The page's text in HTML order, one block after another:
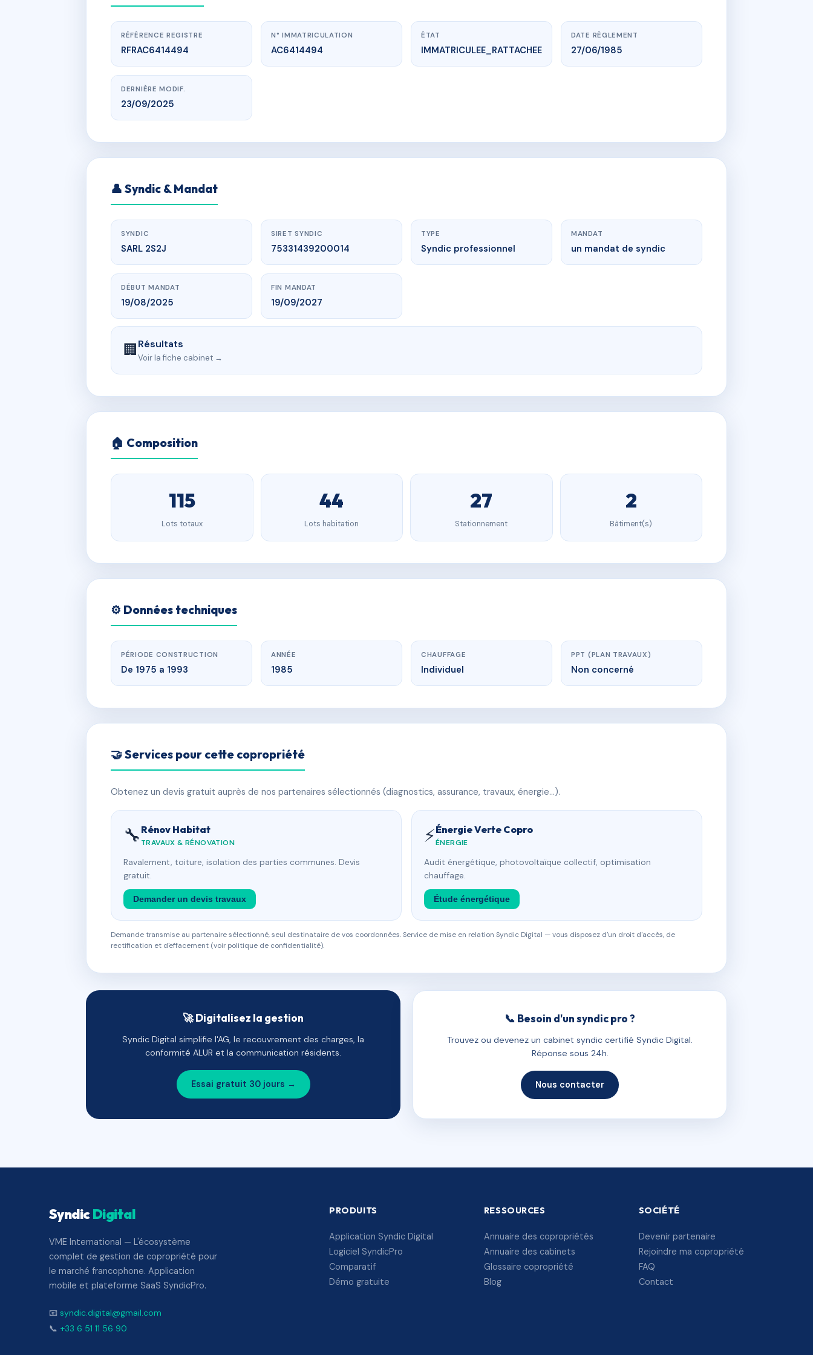
RÉFÉRENCE REGISTRE
RFRAC6414494
N° IMMATRICULATION
AC6414494
ÉTAT
IMMATRICULEE_RATTACHEE
DATE RÈGLEMENT
27/06/1985
DERNIÈRE MODIF.
23/09/2025
👤 Syndic & Mandat
SYNDIC
SARL 2S2J
SIRET SYNDIC
75331439200014
TYPE
Syndic professionnel
MANDAT
un mandat de syndic
DÉBUT MANDAT
19/08/2025
FIN MANDAT
19/09/2027
🏢Résultats
Voir la fiche cabinet →
🏠 Composition
115
Lots totaux
44
Lots habitation
27
Stationnement
2
Bâtiment(s)
⚙️ Données techniques
PÉRIODE CONSTRUCTION
De 1975 a 1993
ANNÉE
1985
CHAUFFAGE
Individuel
PPT (PLAN TRAVAUX)
Non concerné
🤝 Services pour cette copropriété
Obtenez un devis gratuit auprès de nos partenaires sélectionnés (diagnostics, assurance, travaux, énergie…).
🔧 Rénov Habitat
TRAVAUX & RÉNOVATION
Ravalement, toiture, isolation des parties communes. Devis
gratuit.
Demander un devis travaux
⚡Énergie Verte Copro
ÉNERGIE
Audit énergétique, photovoltaïque collectif, optimisation
chauffage.
Étude énergétique
Demande transmise au partenaire sélectionné, seul destinataire de vos coordonnées. Service de mise en relation Syndic Digital — vous disposez d'un droit d'accès, de
rectification et d'effacement (voir politique de confidentialité).
🚀 Digitalisez la gestion
Syndic Digital simplifie l'AG, le recouvrement des charges, la
conformité ALUR et la communication résidents.
Essai gratuit 30 jours →
📞 Besoin d'un syndic pro ?
Trouvez ou devenez un cabinet syndic certifié Syndic Digital.
Réponse sous 24h.
Nous contacter
SyndicDigital
VME International — L'écosystème
complet de gestion de copropriété pour
le marché francophone. Application
mobile et plateforme SaaS SyndicPro.
📧 syndic.digital@gmail.com
📞 +33 6 51 11 56 90
PRODUITS
Application Syndic Digital
Logiciel SyndicPro
Comparatif
Démo gratuite
RESSOURCES
Annuaire des copropriétés
Annuaire des cabinets
Glossaire copropriété
Blog
SOCIÉTÉ
Devenir partenaire
Rejoindre ma copropriété
FAQ
Contact